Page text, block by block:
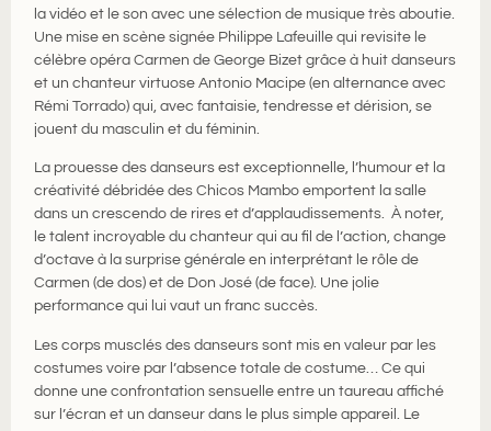
la vidéo et le son avec une sélection de musique très aboutie.
Une mise en scène signée Philippe Lafeuille qui revisite le
célèbre opéra Carmen de George Bizet grâce à huit danseurs
et un chanteur virtuose Antonio Macipe (en alternance avec
Rémi Torrado) qui, avec fantaisie, tendresse et dérision, se
jouent du masculin et du féminin.
La prouesse des danseurs est exceptionnelle, l’humour et la
créativité débridée des Chicos Mambo emportent la salle
dans un crescendo de rires et d’applaudissements. À noter,
le talent incroyable du chanteur qui au fil de l’action, change
d’octave à la surprise générale en interprétant le rôle de
Carmen (de dos) et de Don José (de face). Une jolie
performance qui lui vaut un franc succès.
Les corps musclés des danseurs sont mis en valeur par les
costumes voire par l’absence totale de costume… Ce qui
donne une confrontation sensuelle entre un taureau affiché
sur l’écran et un danseur dans le plus simple appareil. Le